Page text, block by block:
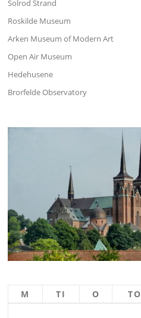
Solrod Strand
Roskilde Museum
Arken Museum of Modern Art
Open Air Museum
Hedehusene
Brorfelde Observatory
M TI O TO